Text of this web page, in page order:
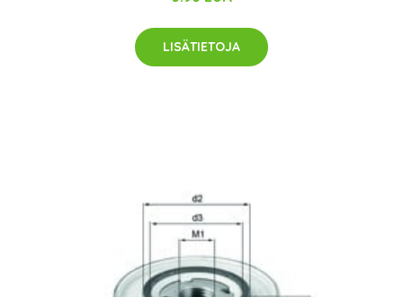
LISÄTIETOJA